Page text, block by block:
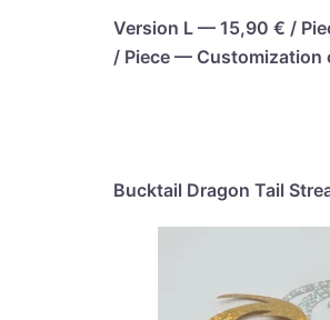
Ver­si­on L — 15,90 € /
/ Pie­ce — Cus­to­miza­ti­on
Buck­tail Dra­gon Tail